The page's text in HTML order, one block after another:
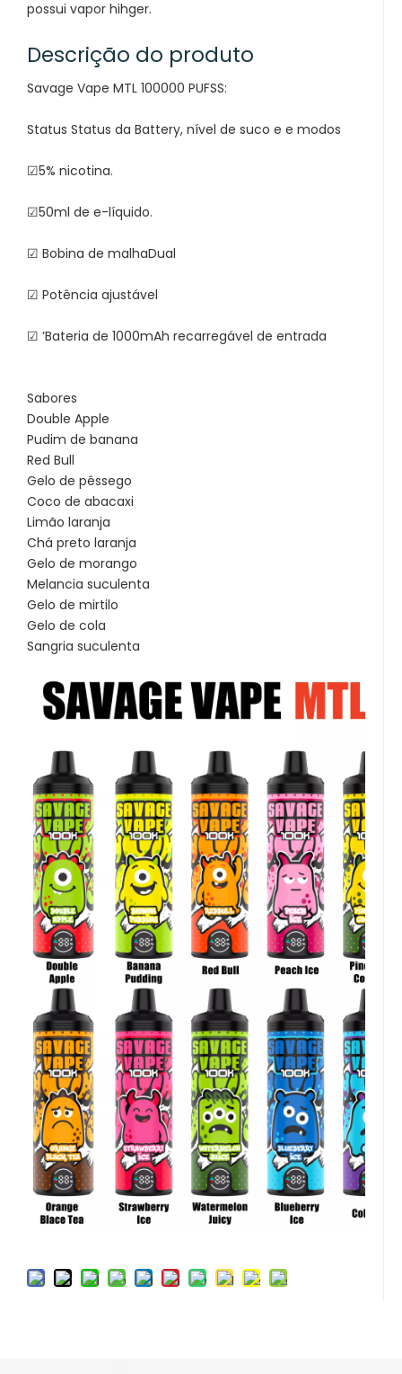
possui vapor hihger.
Descrição do produto
Savage Vape MTL 100000 PUFSS:
Status Status da Battery, nível de suco e e modos
☑5% nicotina.
☑50ml de e-líquido.
☑ Bobina de malhaDual
☑ Potência ajustável
☑ ‘Bateria de 1000mAh recarregável de entrada
Sabores
Double Apple
Pudim de banana
Red Bull
Gelo de pêssego
Coco de abacaxi
Limão laranja
Chá preto laranja
Gelo de morango
Melancia suculenta
Gelo de mirtilo
Gelo de cola
Sangria suculenta